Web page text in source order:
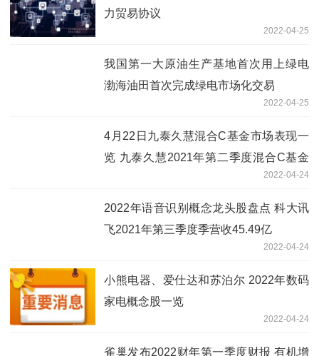
力贸易协议
2022-04-25
我国第一大原油生产基地首次用上绿电
渤海油田首次完成绿电市场化交易
2022-04-25
4月22日九泰久慧混合C基金市场表现一
览 九泰久慧2021年第二季度混合C基金
2022-04-24
2022年语音识别概念龙头股盘点 科大讯
飞2021年第三季度季营收45.49亿
2022-04-24
小熊电器、爱仕达和苏泊尔 2022年数码
家电概念股一览
2022-04-24
雀巢发布2022财年第一季度财报 有机增